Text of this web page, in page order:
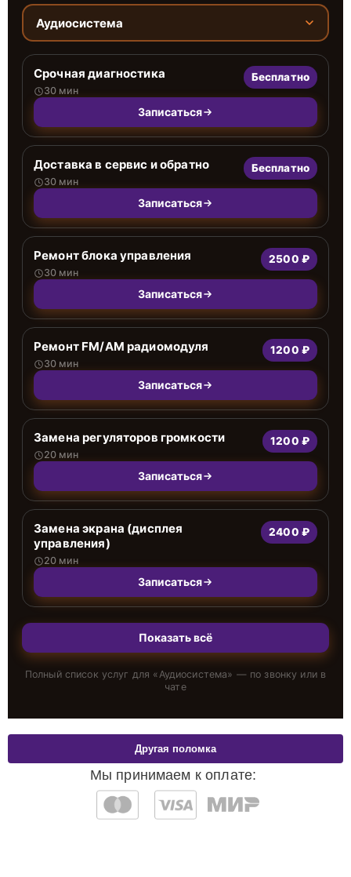
Аудиосистема
Срочная диагностика
30 мин
Бесплатно
Записаться
Доставка в сервис и обратно
30 мин
Бесплатно
Записаться
Ремонт блока управления
30 мин
2500 ₽
Записаться
Ремонт FM/AM радиомодуля
30 мин
1200 ₽
Записаться
Замена регуляторов громкости
20 мин
1200 ₽
Записаться
Замена экрана (дисплея
управления)
20 мин
2400 ₽
Записаться
Показать всё
Полный список услуг для «Аудиосистема» — по звонку или в
чате
Мы принимаем к оплате:
Другая поломка